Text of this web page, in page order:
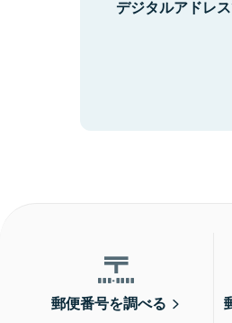
デジタルアドレ
郵便番号を調べる